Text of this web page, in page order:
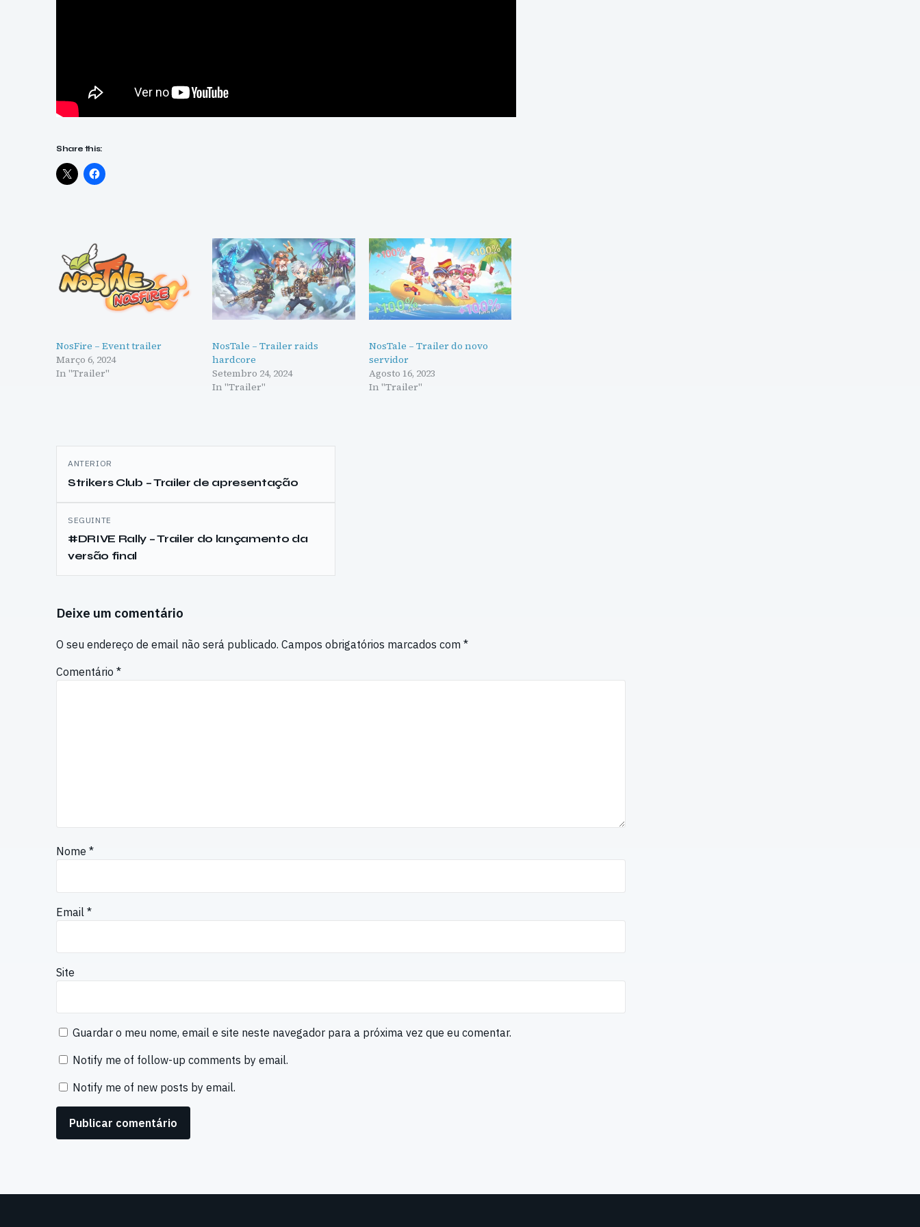
Share this:
NosFire – Event trailer
Março 6, 2024
In "Trailer"
NosTale – Trailer raids
hardcore
Setembro 24, 2024
In "Trailer"
NosTale – Trailer do novo
servidor
Agosto 16, 2023
In "Trailer"
Navegação
de
artigos
ANTERIOR
Strikers Club – Trailer de apresentação
SEGUINTE
#DRIVE Rally – Trailer do lançamento da
versão final
Deixe um comentário
O seu endereço de email não será publicado. Campos obrigatórios marcados com *
Comentário *
Nome *
Email *
Site
Guardar o meu nome, email e site neste navegador para a próxima vez que eu comentar.
Notify me of follow-up comments by email.
Notify me of new posts by email.